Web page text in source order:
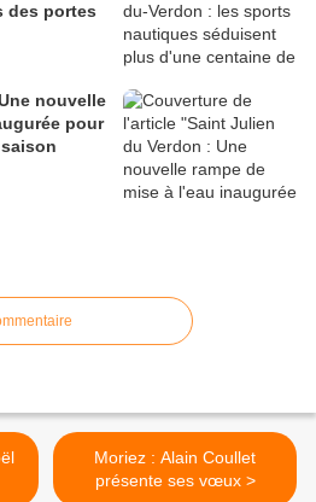
des portes
nouvelle
pour
Moriez : Alain Coullet
présente ses vœux >